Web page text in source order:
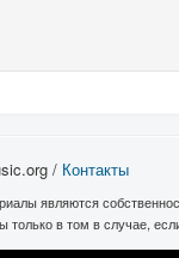
/ Контакты
являются
только в том в случае,